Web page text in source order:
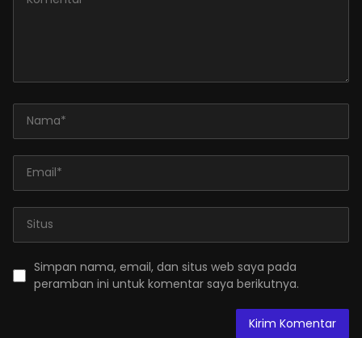
Simpan nama, email, dan situs web saya pada
peramban ini untuk komentar saya berikutnya.